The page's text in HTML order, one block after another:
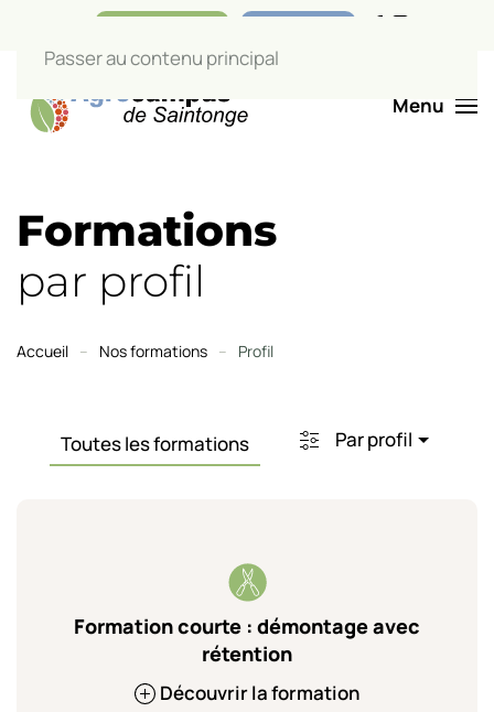
Passer au contenu principal
Menu
Formations
par profil
Accueil Nos formations Profil
Toutes les formations Par profil
Formation courte : démontage avec
rétention
Découvrir la formation